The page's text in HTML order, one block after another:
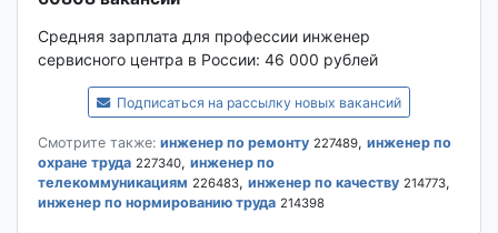
Средняя зарплата для профессии инженер
сервисного центра в России: 46 000 рублей
Подписаться на рассылку новых вакансий
Смотрите также: инженер по ремонту 227489, инженер по
охране труда 227340, инженер по
телекоммуникациям 226483, инженер по качеству 214773,
инженер по нормированию труда 214398